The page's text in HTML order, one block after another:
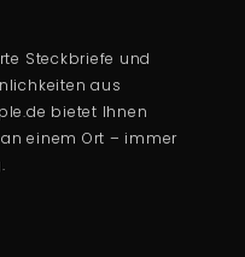
Steckbriefe und
aus
bietet Ihnen
einem Ort – immer